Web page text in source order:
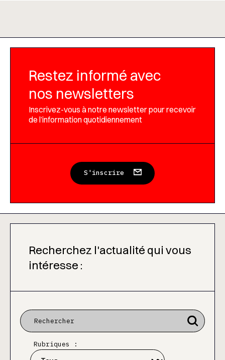
Restez informé avec
nos newsletters
Inscrivez-vous à notre newsletter pour recevoir
de l’information quotidiennement
S'inscrire
Recherchez l'actualité qui vous
intéresse :
Rubriques :